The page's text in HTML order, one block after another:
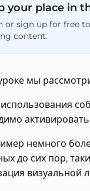
your place in
or sign up for free
content.
мы
немного
до сих пор,
визуальной